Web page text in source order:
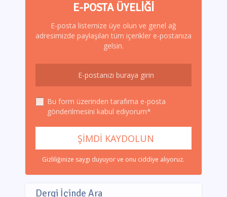
E-POSTA ÜYELIĞI
E-posta listemize üye olun ve genel ağ
adresimizde paylaşılan tüm içerikler e-postanıza
gelsin.
Bu form üzerinden tarafıma e-posta
gönderilmesini kabul ediyorum*
Gizliliğinize saygı duyuyor ve onu ciddiye alıyoruz.
Dergi İçinde Ara